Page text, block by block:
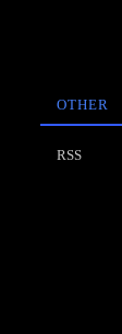
OTHER
RSS